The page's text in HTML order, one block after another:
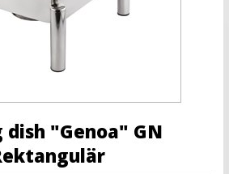
dish "Genoa" GN